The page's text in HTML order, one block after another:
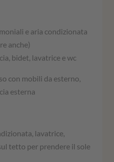
e aria condizionata
anche)
bidet, lavatrice e wc
con mobili da esterno,
esterna
lavatrice,
tetto per prendere il sole